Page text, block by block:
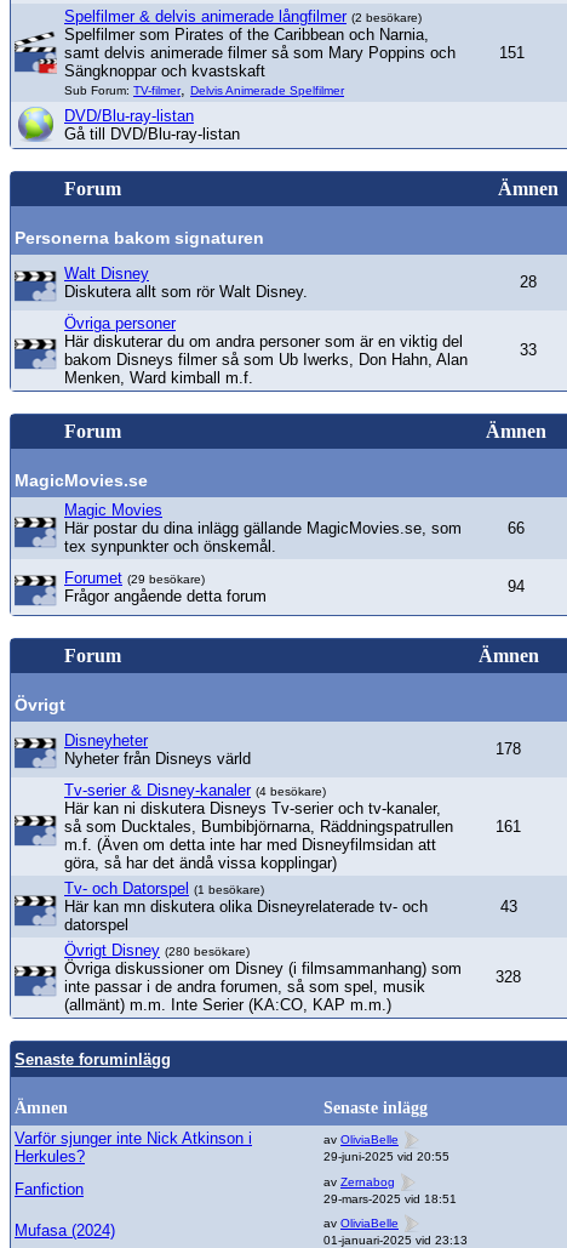
Spelfilmer & delvis animerade långfilmer (2 besökare)
Spelfilmer som Pirates of the Caribbean och Narnia,
samt delvis animerade filmer så som Mary Poppins och
Sängknoppar och kvastskaft
Sub Forum: TV-filmer, Delvis Animerade Spelfilmer
151
DVD/Blu-ray-listan
Gå till DVD/Blu-ray-listan
Forum Ämnen
Personerna bakom signaturen
Walt Disney
Diskutera allt som rör Walt Disney.
28
Övriga personer
Här diskuterar du om andra personer som är en viktig del
bakom Disneys filmer så som Ub Iwerks, Don Hahn, Alan
Menken, Ward kimball m.f.
33
Forum Ämnen
MagicMovies.se
Magic Movies
Här postar du dina inlägg gällande MagicMovies.se, som
tex synpunkter och önskemål.
66
Forumet (29 besökare)
Frågor angående detta forum
94
Forum Ämnen
Övrigt
Disneyheter
Nyheter från Disneys värld
178
Tv-serier & Disney-kanaler (4 besökare)
Här kan ni diskutera Disneys Tv-serier och tv-kanaler,
så som Ducktales, Bumbibjörnarna, Räddningspatrullen
m.f. (Även om detta inte har med Disneyfilmsidan att
göra, så har det ändå vissa kopplingar)
161
Tv- och Datorspel (1 besökare)
Här kan mn diskutera olika Disneyrelaterade tv- och
datorspel
43
Övrigt Disney (280 besökare)
Övriga diskussioner om Disney (i filmsammanhang) som
inte passar i de andra forumen, så som spel, musik
(allmänt) m.m. Inte Serier (KA:CO, KAP m.m.)
328
Senaste foruminlägg
Ämnen Senaste inlägg
Varför sjunger inte Nick Atkinson i
Herkules?
av OliviaBelle
29-juni-2025 vid 20:55
Fanfiction av Zernabog
29-mars-2025 vid 18:51
Mufasa (2024) av OliviaBelle
01-januari-2025 vid 23:13